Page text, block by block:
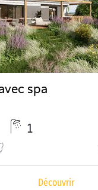
spa
1
Découvrir